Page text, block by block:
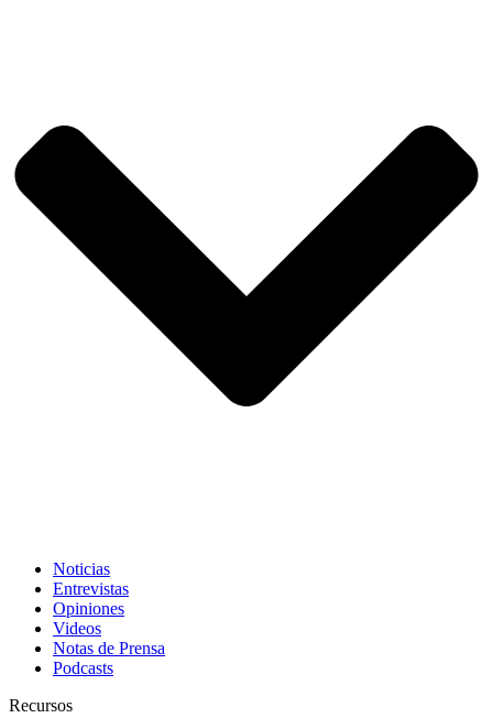
Noticias
Entrevistas
Opiniones
Videos
Notas de Prensa
Podcasts
Recursos